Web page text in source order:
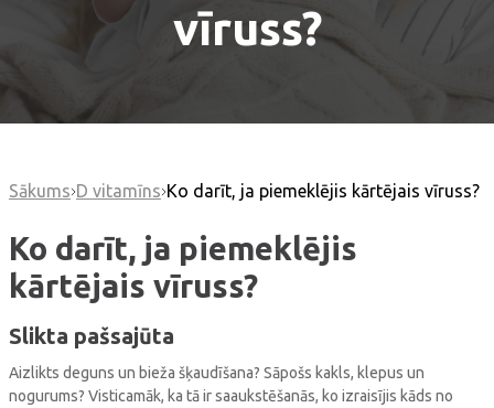
vīruss?
Sākums D vitamīns Ko darīt, ja piemeklējis kārtējais vīruss?
Ko darīt, ja piemeklējis
kārtējais vīruss?
Slikta pašsajūta
Aizlikts deguns un bieža šķaudīšana? Sāpošs kakls, klepus un
nogurums? Visticamāk, ka tā ir saaukstēšanās, ko izraisījis kāds no